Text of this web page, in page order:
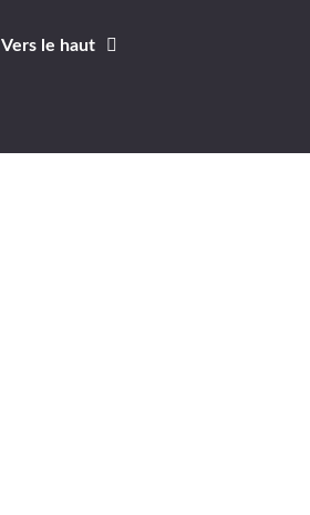
Vers le haut